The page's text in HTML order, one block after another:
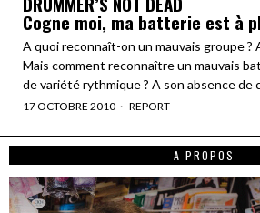
Cogne moi, ma batterie est à
A quoi reconnaît-on un mauvais groupe ?
Mais comment reconnaître un mauvais
de variété rythmique ? A son absence de
17 OCTOBRE 2010 REPORT
A PROPOS